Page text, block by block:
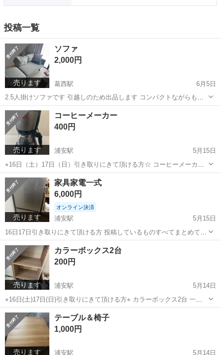
投稿一覧
売ります
ソファ
2,000円
葛西駅
6月5日
2.5人掛けソファです 引越しのため出品します コンパクトながらも座
面が広くオットマンの置き方次第で色々な使い方ができます
千葉 浦安市
売ります
コーヒーメーカー
400円
浦安駅
5月15日
⭐︎16日（土）17日（日）引き取りにきて頂ける方☆ コーヒーメーカー
です 最近まで使用しておりましたので使用可能です、
千葉 浦安市 浦安駅 キッチン家電
売ります
家具家電一式
6,000円
オンライン決済
浦安駅
5月15日
16日17日引き取りにきて頂ける方 投稿しているものすべてまとめてお
引き取り頂ける方 詳細は他の投稿からご確認ください。 冷蔵庫 洗濯
機 テレビ台にしているカラーボックス1段×4 炊飯器 食器棚 コーヒー
メーカー 電子レ...
千葉 浦安市 浦安駅 キッチン家電
売ります
カラーボックス2台
200円
浦安駅
5月14日
⭐︎16日(土)17日(日)引き取りにきて頂ける方⭐︎ カラーボックス2台 一台
は追加棚を入れております 一台は入れられる枠をつけているだけです
千葉 浦安市 浦安駅 収納家具
売ります
テーブル＆椅子
1,000円
浦安駅
5月14日